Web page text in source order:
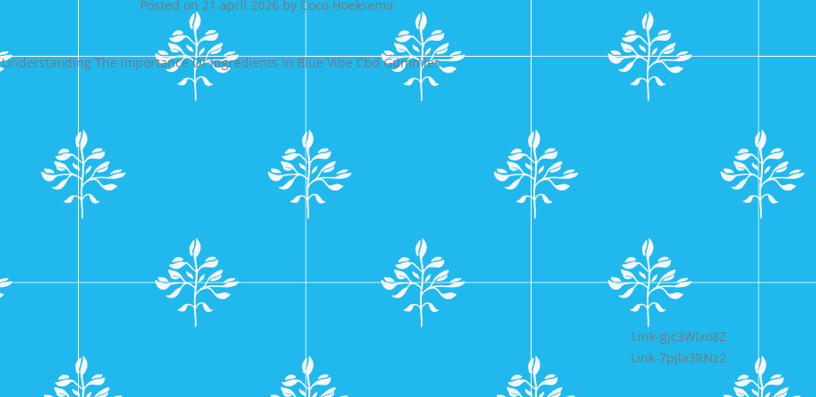
Posted on 21 april 2026 by Coco Hoeksema
Understanding The Importance Of Ingredients In Blue Vibe Cbd Gummies
Bericht
navigatie
Link-gjc3Wlxo8Z
Link-7pJla3RNz2